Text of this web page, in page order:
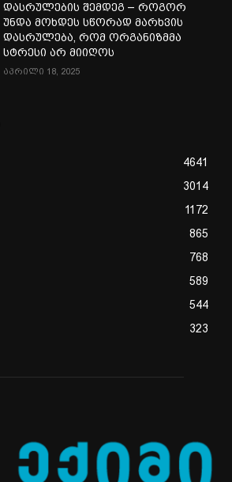
დასრულების შემდეგ – როგორ
უნდა მოხდეს სწორად მარხვის
დასრულება, რომ ორგანიზმმა
სტრესი არ მიიღოს
აპრილი 18, 2025
4641
3014
1172
865
768
589
544
323